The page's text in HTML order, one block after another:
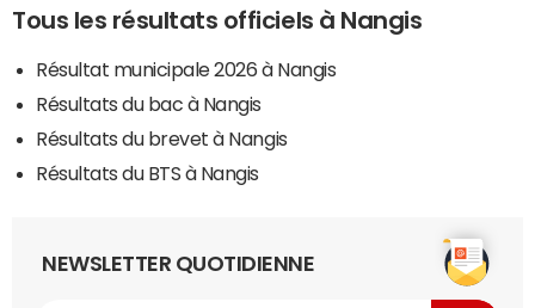
Tous les résultats officiels à Nangis
Résultat municipale 2026 à Nangis
Résultats du bac à Nangis
Résultats du brevet à Nangis
Résultats du BTS à Nangis
NEWSLETTER QUOTIDIENNE